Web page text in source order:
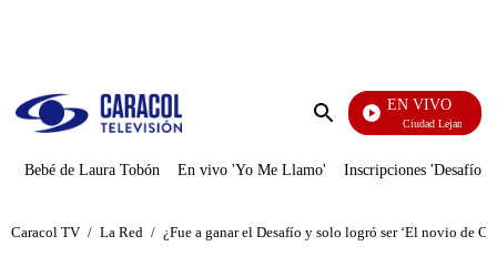
Enviar
EN VIVO
Ciudad Lejana
Bebé de Laura Tobón En vivo 'Yo Me Llamo' Inscripciones 'Desafío'
Caracol TV / La Red / ¿Fue a ganar el Desafío y solo logró ser ‘El novio de